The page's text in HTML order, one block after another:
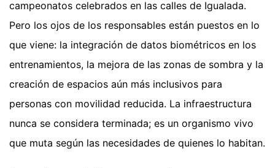
campeonatos celebrados en las calles de Igualada.
Pero los ojos de los responsables están puestos en lo
que viene: la integración de datos biométricos en los
entrenamientos, la mejora de las zonas de sombra y la
creación de espacios aún más inclusivos para
personas con movilidad reducida. La infraestructura
nunca se considera terminada; es un organismo vivo
que muta según las necesidades de quienes lo habitan.